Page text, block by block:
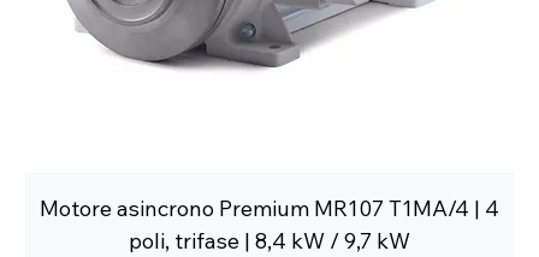
Motore asincrono Premium MR107 T1MA/4 | 4
poli, trifase | 8,4 kW / 9,7 kW